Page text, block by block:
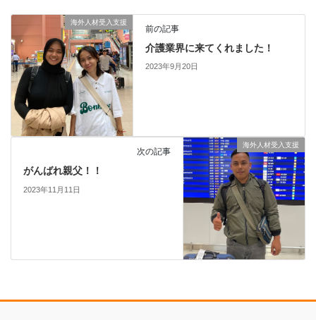
海外人材受入支援
前の記事
介護業界に来てくれました！
2023年9月20日
海外人材受入支援
次の記事
がんばれ親父！！
2023年11月11日